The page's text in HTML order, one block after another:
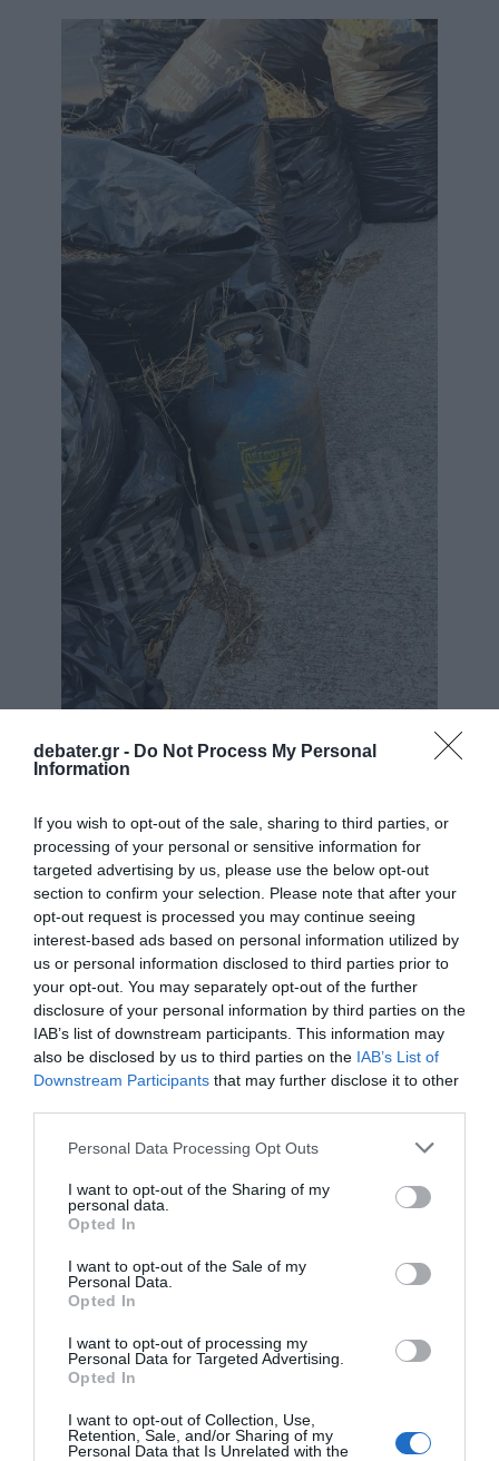
debater.gr - Do Not Process My Personal
Information
If you wish to opt-out of the sale, sharing to third parties, or
processing of your personal or sensitive information for
targeted advertising by us, please use the below opt-out
section to confirm your selection. Please note that after your
opt-out request is processed you may continue seeing
interest-based ads based on personal information utilized by
us or personal information disclosed to third parties prior to
your opt-out. You may separately opt-out of the further
disclosure of your personal information by third parties on the
IAB’s list of downstream participants. This information may
also be disclosed by us to third parties on the IAB’s List of
Downstream Participants that may further disclose it to other
Please note that this website/app uses one or more Google
not limited to your visit or usage behaviour. You may click to
grant or deny consent to Google and its third-party tags to
use your data for below specified purposes in below Google
consent section.
Personal Data Processing Opt Outs
I want to opt-out of the Sharing of my
personal data.
Opted In
I want to opt-out of the Sale of my
Personal Data.
Opted In
I want to opt-out of processing my
Personal Data for Targeted Advertising.
Opted In
I want to opt-out of Collection, Use,
Retention, Sale, and/or Sharing of my
Personal Data that Is Unrelated with the
Ειδήσεις σήμερα:
Δράμα: Στο “μικροσκόπιο” το βίντεο με τις
τελευταίες στιγμές του ορειβάτη – Τι
κατέγραψε πριν πέσει στη χαράδρα
Άγιος Παντελεήμονας: Νεκρός 35χρονος
Αφγανός από αιχμηρό αντικείμενο –
Συνελήφθη ο Ιρανός συγκάτοικός του